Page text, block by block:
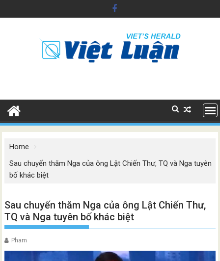
to
Home
Sau chuyến thăm Nga của ông Lật Chiến Thư, TQ và Nga tuyên
bố khác biệt
Sau chuyến thăm Nga của ông Lật Chiến Thư,
TQ và Nga tuyên bố khác biệt
Pham